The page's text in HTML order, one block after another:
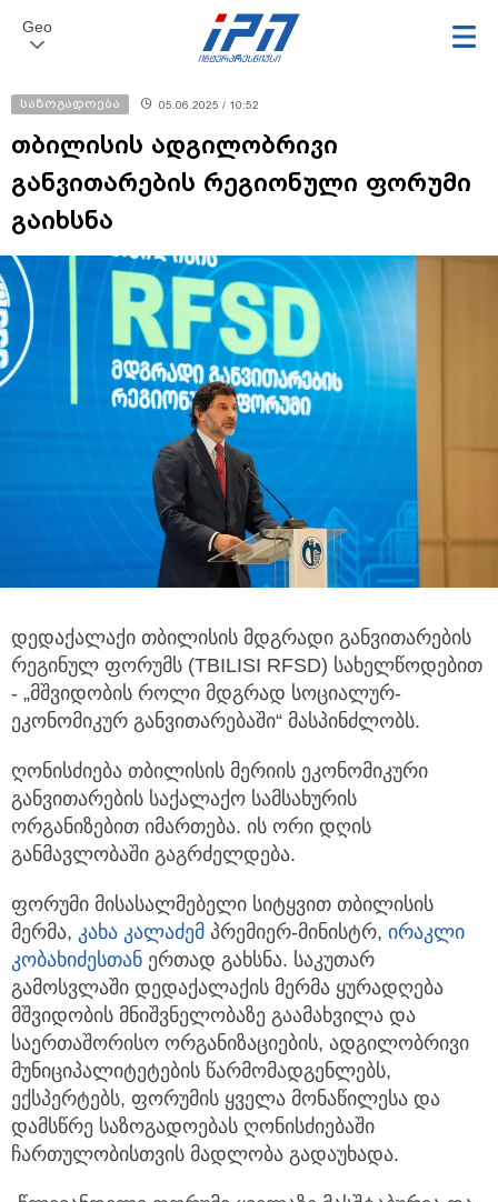
Geo
საზოგადოება 05.06.2025 / 10:52
თბილისის ადგილობრივი
განვითარების რეგიონული ფორუმი
გაიხსნა
დედაქალაქი თბილისის მდგრადი განვითარების
რეგინულ ფორუმს (TBILISI RFSD) სახელწოდებით
- „მშვიდობის როლი მდგრად სოციალურ-
ეკონომიკურ განვითარებაში“ მასპინძლობს.
ღონისძიება თბილისის მერიის ეკონომიკური
განვითარების საქალაქო სამსახურის
ორგანიზებით იმართება. ის ორი დღის
განმავლობაში გაგრძელდება.
ფორუმი მისასალმებელი სიტყვით თბილისის
მერმა, კახა კალაძემ პრემიერ-მინისტრ, ირაკლი
კობახიძესთან ერთად გახსნა. საკუთარ
გამოსვლაში დედაქალაქის მერმა ყურადღება
მშვიდობის მნიშვნელობაზე გაამახვილა და
საერთაშორისო ორგანიზაციების, ადგილობრივი
მუნიციპალიტეტების წარმომადგენლებს,
ექსპერტებს, ფორუმის ყველა მონაწილესა და
დამსწრე საზოგადოებას ღონისძიებაში
ჩართულობისთვის მადლობა გადაუხადა.